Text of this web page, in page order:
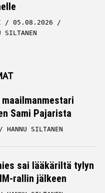
05.08.2026
SILTANEN
Sami Pajarista
HANNU SILTANEN
sai lääkäriltä tylyn
rallin jälkeen